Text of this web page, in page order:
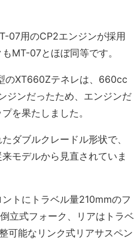
07用のCP2エンジンが採用
MT-07とほぼ同等です。
のXT660Zテネレは、660cc
ジンだったため、エンジンだ
を果たしました。
ダブルクレードル形状で、
モデルから見直されていま
トにトラベル量210mmのフ
立式フォーク、リアはトラベ
可能なリンク式リアサスペン